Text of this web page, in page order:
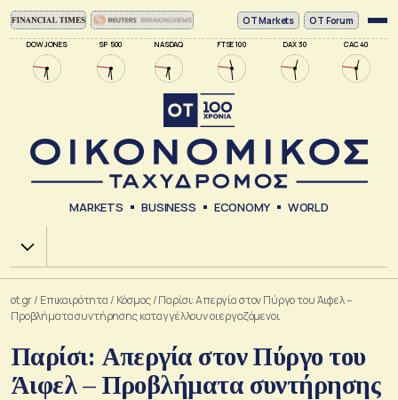
DOW JONES SP 500 NASDAQ FTSE 100 DAX 30 CAC 40
ΟΤ Markets OT Forum
MARKETS BUSINESS ECONOMY WORLD
Χ.Α.
ot.gr/ Επικαιρότητα / Κόσμος/Παρίσι: Απεργία στον Πύργο του Άιφελ –
Προβλήματα συντήρησης καταγγέλλουν οι εργαζόμενοι
Παρίσι: Απεργία στον Πύργο του
Άιφελ – Προβλήματα συντήρησης